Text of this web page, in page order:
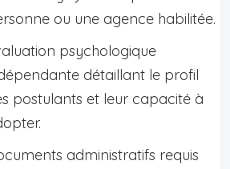
ou une agence habilitée.
psychologique
détaillant le profil
postulants et leur capacité à
administratifs requis